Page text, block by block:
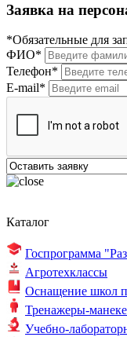
Заявка на
*Обязательные для
ФИО*
Телефон*
E-mail*
Каталог
Госпрограмма
Агротехклассы
Оснащение школ
Тренажеры-
Учебно-